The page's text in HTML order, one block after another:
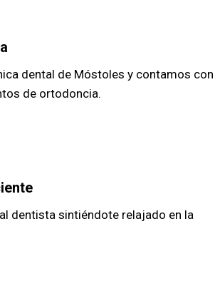
dental de Móstoles y contamos con
de ortodoncia.
dentista sintiéndote relajado en la